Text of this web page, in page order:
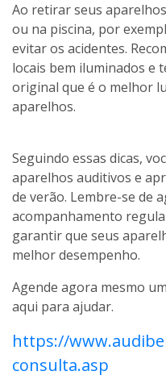
Ao retirar seus
ou na piscina, por
evitar os acidentes.
locais bem iluminados e
original que é o melhor
aparelhos.
Seguindo essas dicas,
aparelhos auditivos e
de verão. Lembre-se de
acompanhamento
garantir que seus
melhor desempenho.
Agende agora mesmo
aqui para ajudar.
https://
consulta.asp